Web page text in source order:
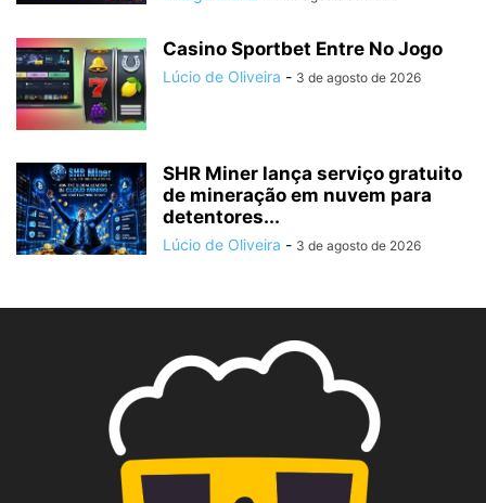
Casino Sportbet Entre No Jogo
Lúcio de Oliveira - 3 de agosto de 2026
SHR Miner lança serviço gratuito
de mineração em nuvem para
detentores...
Lúcio de Oliveira - 3 de agosto de 2026